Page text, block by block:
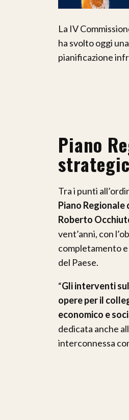
La IV
ha svolto oggi
pianificazione
Piano
Tra i punti
Piano
Roberto
vent’anni, con
completamento
del Paese.
“Gli interventi
opere per il
economico e
dedicata anche
interconnessa